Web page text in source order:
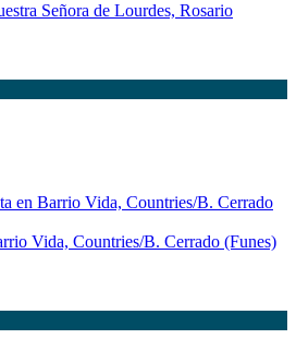
Señora de Lourdes, Rosario
Vida, Countries/B. Cerrado (Funes)